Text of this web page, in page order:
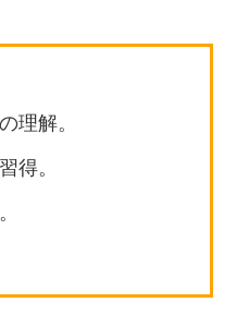
理解。
得。